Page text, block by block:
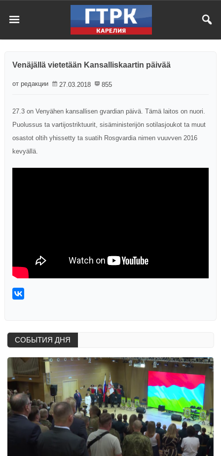
Venäjällä vietetään Kansalliskaartin päivää
от редакции 27.03.2018 855
27.3 on Venyähen kansallisen gvardian päivä. Tämä laitos on nuori.
Puolussus ta vartijostriktuurit, sisäministerijön sotilasjoukot ta muut
osastot oltih yhissetty ta suatih Rosgvardia nimen vuuvven 2016
kevyällä.
СОБЫТИЯ ДНЯ